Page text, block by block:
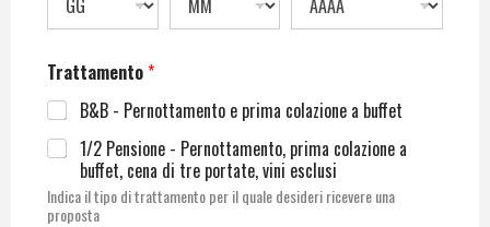
Trattamento*
B&B - Pernottamento e prima colazione a buffet
1/2 Pensione - Pernottamento, prima colazione a
buffet, cena di tre portate, vini esclusi
Indica il tipo di trattamento per il quale desideri ricevere una
proposta